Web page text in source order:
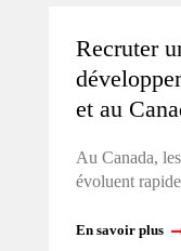
Recruter
et au
Au Canada,
évoluent
En savoir plus